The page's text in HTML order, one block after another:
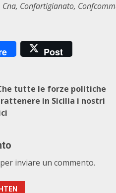
Confartigianato,
Post
tutte le forze politiche
in Sicilia i nostri
per inviare un commento.